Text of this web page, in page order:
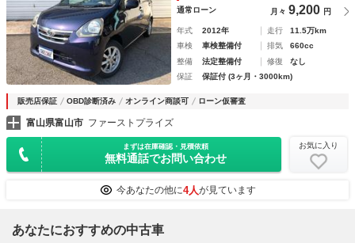
通常ローン 月々 9,200 円
年式 2012年 走行
11.5万km
車検
車検整備付 排気
660cc
整備
法定整備付 修復
なし
保証
保証付 (3ヶ月・3000km)
販売店保証 OBD診断済み オンライン商談可 ローン仮審査
富山県富山市 ファーストプライズ
まずは在庫確認・見積依頼
無料通話でお問い合わせ
お気に入り
今あなたの他に4人が見ています
あなたにおすすめの中古車